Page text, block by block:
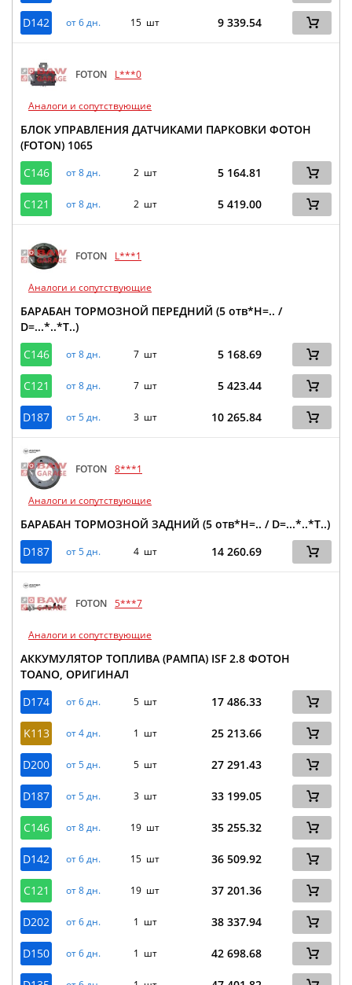
D142 от 6 дн. 15 шт 9 339.54
FOTON L***0
Аналоги и сопутствующие
БЛОК УПРАВЛЕНИЯ ДАТЧИКАМИ ПАРКОВКИ ФОТОН
(FOTON) 1065
C146
от 8 дн. 2 шт 5 164.81
C121 от 8 дн. 2 шт 5 419.00
FOTON L***1
Аналоги и сопутствующие
БАРАБАН ТОРМОЗНОЙ ПЕРЕДНИЙ (5 отв*H=.. /
D=...*..*T..)
C146
от 8 дн. 7 шт 5 168.69
C121 от 8 дн. 7 шт 5 423.44
D187 от 5 дн. 3 шт 10 265.84
FOTON 8***1
Аналоги и сопутствующие
БАРАБАН ТОРМОЗНОЙ ЗАДНИЙ (5 отв*H=.. / D=...*..*T..)
D187
от 5 дн. 4 шт 14 260.69
FOTON 5***7
Аналоги и сопутствующие
АККУМУЛЯТОР ТОПЛИВА (РАМПА) ISF 2.8 ФОТОН
TOANO, ОРИГИНАЛ
D174
от 6 дн. 5 шт 17 486.33
K113 от 4 дн. 1 шт 25 213.66
D200 от 5 дн. 5 шт 27 291.43
D187 от 5 дн. 3 шт 33 199.05
C146 от 8 дн. 19 шт 35 255.32
D142 от 6 дн. 15 шт 36 509.92
C121 от 8 дн. 19 шт 37 201.36
D202 от 6 дн. 1 шт 38 337.94
D150 от 6 дн. 1 шт 42 698.68